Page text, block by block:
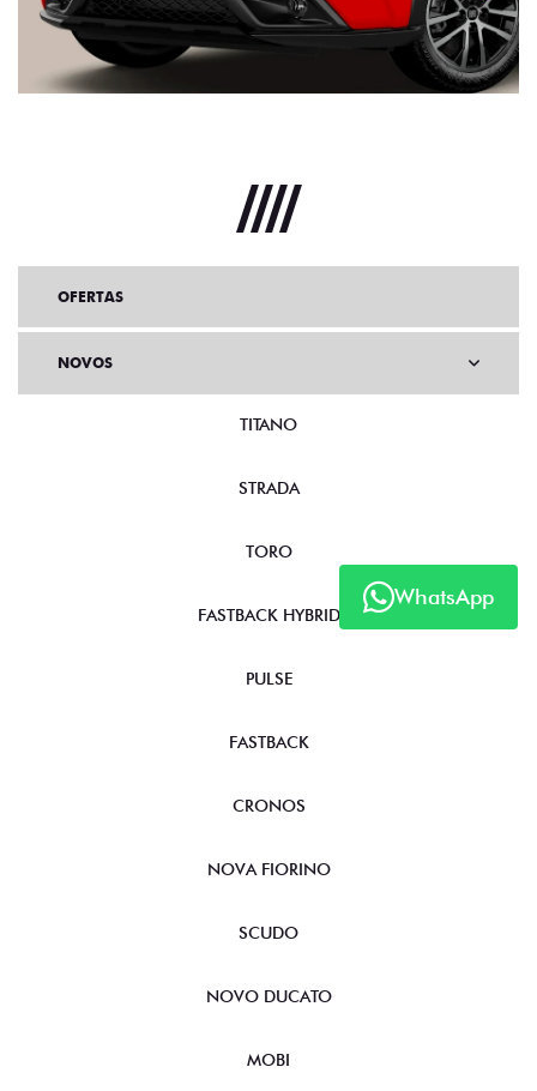
WhatsApp
OFERTAS
NOVOS
TITANO
STRADA
TORO
FASTBACK HYBRID
PULSE
FASTBACK
CRONOS
NOVA FIORINO
SCUDO
NOVO DUCATO
MOBI